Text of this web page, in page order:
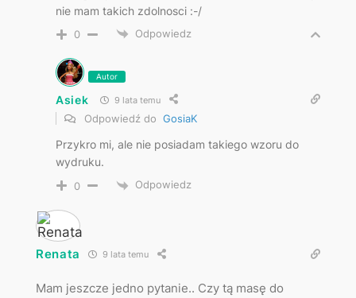
nie mam takich zdolnosci :-/
0 Odpowiedz
Autor
Asiek 9 lata temu
Odpowiedź do GosiaK
Przykro mi, ale nie posiadam takiego wzoru do
wydruku.
0 Odpowiedz
Renata 9 lata temu
Mam jeszcze jedno pytanie.. Czy tą masę do